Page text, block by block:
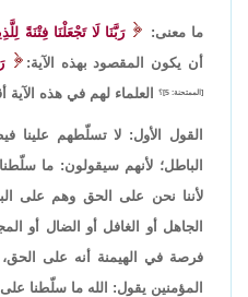
ما معنى: رَبَّنَا لَا تَجْعَلْنَا فِتْنَةً
أن يكون المقصود بهذه الآية:
[الممتحنة: 5]؟ العلماء لهم في هذه الآية
القول الأول: لا تسلّطهم علينا
الباطل؛ لأنهم سيقولون: ما سلّطنا
لأننا نحن على الحق وهم على
الجاهل أو الغافل أو الضال أو
فرصة في الهيمنة أنه على
المؤمنين يقول: الله ما سلّطنا